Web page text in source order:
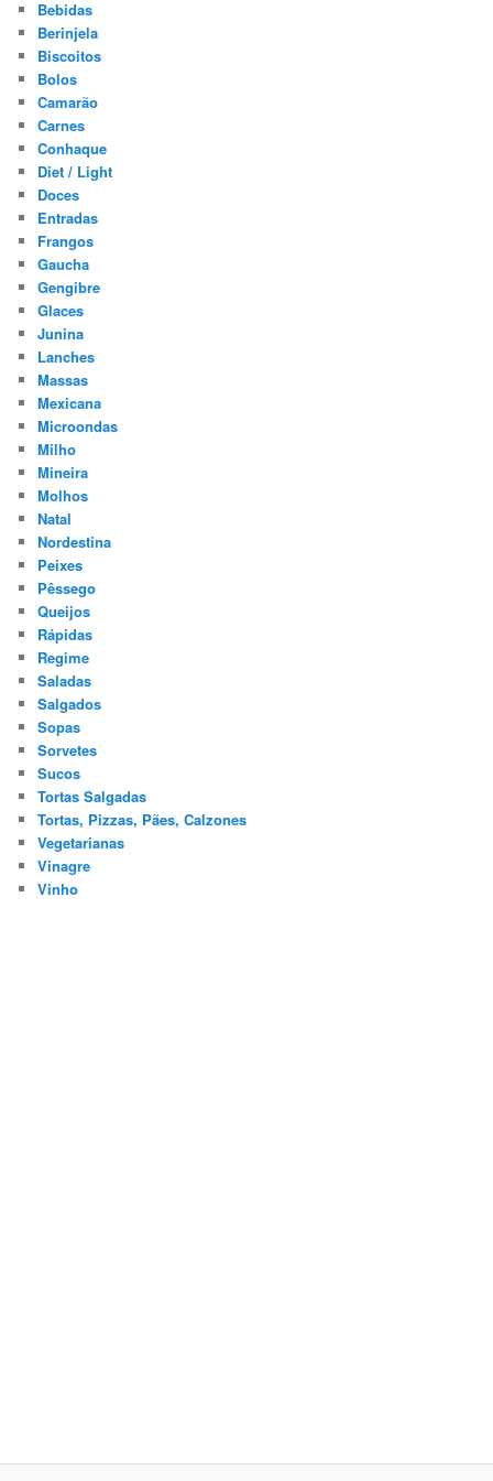
Bebidas
Berinjela
Biscoitos
Bolos
Camarão
Carnes
Conhaque
Diet / Light
Doces
Entradas
Frangos
Gaucha
Gengibre
Glaces
Junina
Lanches
Massas
Mexicana
Microondas
Milho
Mineira
Molhos
Natal
Nordestina
Peixes
Pêssego
Queijos
Rápidas
Regime
Saladas
Salgados
Sopas
Sorvetes
Sucos
Tortas Salgadas
Tortas, Pizzas, Pães, Calzones
Vegetarianas
Vinagre
Vinho